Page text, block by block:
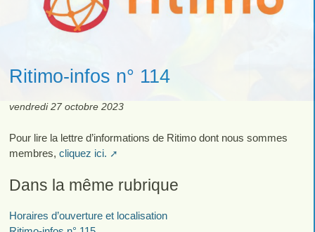
Ritimo-infos n° 114
vendredi 27 octobre 2023
Pour lire la lettre d’informations de Ritimo dont nous sommes
membres, cliquez ici.
Dans la même rubrique
Horaires d’ouverture et localisation